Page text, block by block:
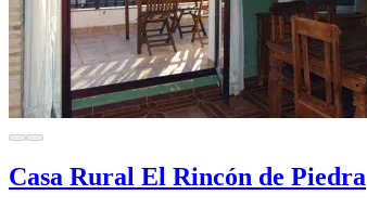
Casa Rural El Rincón de Piedra